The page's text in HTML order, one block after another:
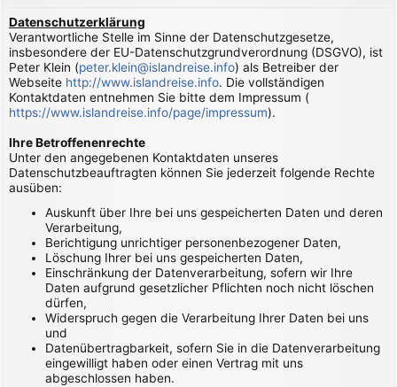
Datenschutzerklärung
Verantwortliche Stelle im Sinne der Datenschutzgesetze,
insbesondere der EU-Datenschutzgrundverordnung (DSGVO), ist
Peter Klein (peter.klein@islandreise.info) als Betreiber der
Webseite http://www.islandreise.info. Die vollständigen
Kontaktdaten entnehmen Sie bitte dem Impressum (
https://www.islandreise.info/page/impressum).
Ihre Betroffenenrechte
Unter den angegebenen Kontaktdaten unseres
Datenschutzbeauftragten können Sie jederzeit folgende Rechte
ausüben:
Auskunft über Ihre bei uns gespeicherten Daten und deren
Verarbeitung,
Berichtigung unrichtiger personenbezogener Daten,
Löschung Ihrer bei uns gespeicherten Daten,
Einschränkung der Datenverarbeitung, sofern wir Ihre
Daten aufgrund gesetzlicher Pflichten noch nicht löschen
dürfen,
Widerspruch gegen die Verarbeitung Ihrer Daten bei uns
und
Datenübertragbarkeit, sofern Sie in die Datenverarbeitung
eingewilligt haben oder einen Vertrag mit uns
abgeschlossen haben.